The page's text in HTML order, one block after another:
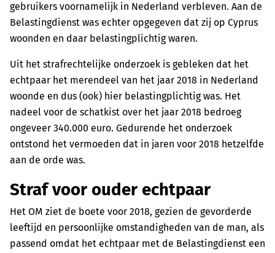
gebruikers voornamelijk in Nederland verbleven. Aan de
Belastingdienst was echter opgegeven dat zij op Cyprus
woonden en daar belastingplichtig waren.
Uit het strafrechtelijke onderzoek is gebleken dat het
echtpaar het merendeel van het jaar 2018 in Nederland
woonde en dus (ook) hier belastingplichtig was. Het
nadeel voor de schatkist over het jaar 2018 bedroeg
ongeveer 340.000 euro. Gedurende het onderzoek
ontstond het vermoeden dat in jaren voor 2018 hetzelfde
aan de orde was.
Straf voor ouder echtpaar
Het OM ziet de boete voor 2018, gezien de gevorderde
leeftijd en persoonlijke omstandigheden van de man, als
passend omdat het echtpaar met de Belastingdienst een